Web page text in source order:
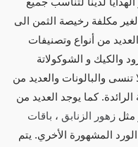
مكلفة رخيصة الثمن الى
من أنواع وتصنيفات
والكيك و الشوكولاتة
تنسى والبالونات والعديد من
الرائدة. كما يوجد العديد من
زهور الزنابق ، باقات
المشهورة الأخري. يتم